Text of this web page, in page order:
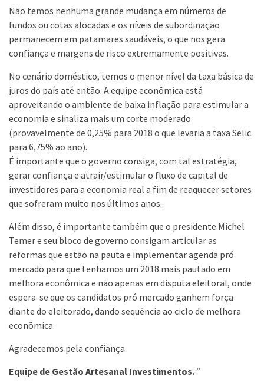
Não temos nenhuma grande mudança em números de
fundos ou cotas alocadas e os níveis de subordinação
permanecem em patamares saudáveis, o que nos gera
confiança e margens de risco extremamente positivas.
No cenário doméstico, temos o menor nível da taxa básica de
juros do país até então. A equipe econômica está
aproveitando o ambiente de baixa inflação para estimular a
economia e sinaliza mais um corte moderado
(provavelmente de 0,25% para 2018 o que levaria a taxa Selic
para 6,75% ao ano).
É importante que o governo consiga, com tal estratégia,
gerar confiança e atrair/estimular o fluxo de capital de
investidores para a economia real a fim de reaquecer setores
que sofreram muito nos últimos anos.
Além disso, é importante também que o presidente Michel
Temer e seu bloco de governo consigam articular as
reformas que estão na pauta e implementar agenda pró
mercado para que tenhamos um 2018 mais pautado em
melhora econômica e não apenas em disputa eleitoral, onde
espera-se que os candidatos pró mercado ganhem força
diante do eleitorado, dando sequência ao ciclo de melhora
econômica.
Agradecemos pela confiança.
Equipe de Gestão Artesanal Investimentos.”